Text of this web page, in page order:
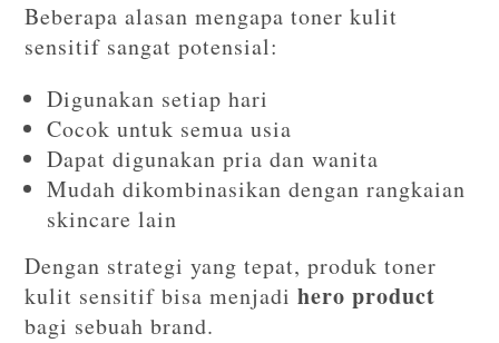
Beberapa alasan mengapa toner kulit
sensitif sangat potensial:
Digunakan setiap hari
Cocok untuk semua usia
Dapat digunakan pria dan wanita
Mudah dikombinasikan dengan rangkaian
skincare lain
Dengan strategi yang tepat, produk toner
kulit sensitif bisa menjadihero product
bagi sebuah brand.